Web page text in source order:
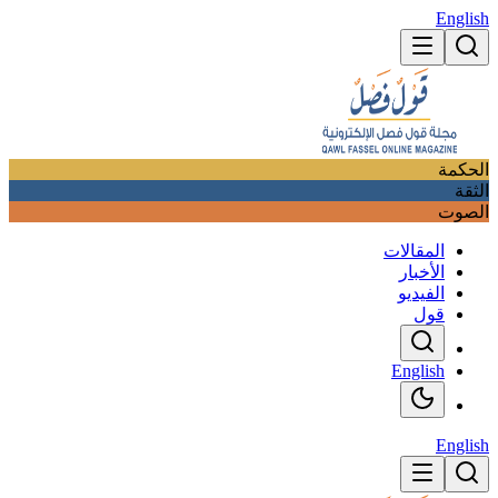
English
الحكمة
الثقة
الصوت
المقالات
الأخبار
الفيديو
قول
English
English